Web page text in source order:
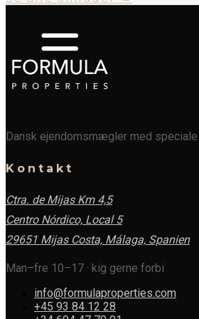
Dansk ejendomsmægler med speciale
Kontakt
Ctra. de Mijas Km 4,5
Centro Nórdico, Local 5
29651 Mijas Costa, Málaga, Spanien
Man–fre 10–17 · kig gerne forbi
info@formulaproperties.com
+45 93 84 12 28